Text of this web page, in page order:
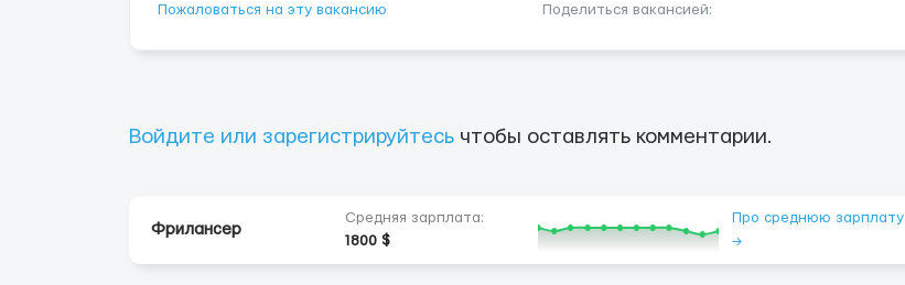
Пожаловаться на эту вакансию Поделиться вакансией:
Войдите или зарегистрируйтесь чтобы оставлять комментарии.
Фрилансер
Средняя зарплата:
1800 $
Про среднюю зарплату
→